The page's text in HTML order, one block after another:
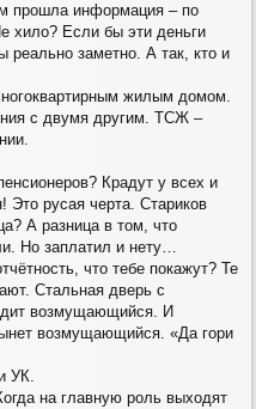
прошла информация – по
хило? Если бы эти деньги
реально заметно. А так, кто и
жилым домом.
с двумя другим. ТСЖ –
Крадут у всех и
Это русая черта. Стариков
А разница в том, что
Но заплатил и нету…
что тебе покажут? Те
Стальная дверь с
возмущающийся. И
возмущающийся. «Да гори
УК.
на главную роль выходят